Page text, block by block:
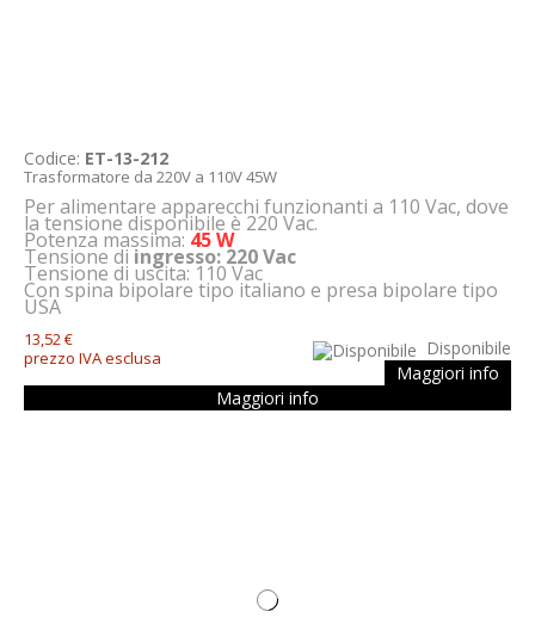
Codice: ET-13-212
Trasformatore da 220V a 110V 45W
Per alimentare apparecchi funzionanti a 110 Vac, dove
la tensione disponibile è 220 Vac.
Potenza massima: 45 W
Tensione di ingresso: 220 Vac
Tensione di uscita: 110 Vac
Con spina bipolare tipo italiano e presa bipolare tipo
USA
13,52 €
prezzo IVA esclusa
Disponibile
Maggiori info
Maggiori info